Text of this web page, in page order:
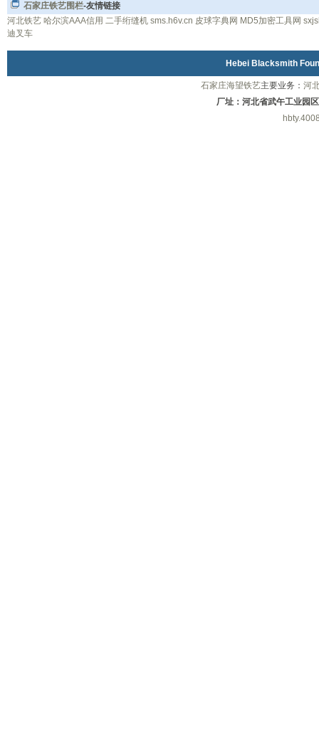
石家庄铁艺围栏-友情链接
河北铁艺 哈尔滨AAA信用 二手绗缝机 sms.h6v.cn 皮球字典网 MD5加密工具网
迪叉车
Hebei Blacksmith
石家庄海望铁艺主要业务： 河
厂址：河北省武午工业园